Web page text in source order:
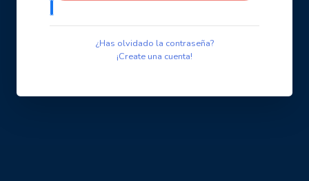
¿Has olvidado la contraseña?
¡Create una cuenta!